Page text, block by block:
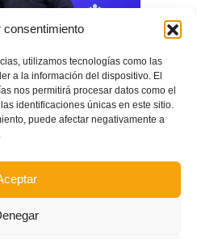
consentimiento
utilizamos tecnologías como las
a la información del dispositivo. El
nos permitirá procesar datos como el
identificaciones únicas en este sitio.
puede afectar negativamente a
un acuerdo para la transmisión en
Tercera Federación